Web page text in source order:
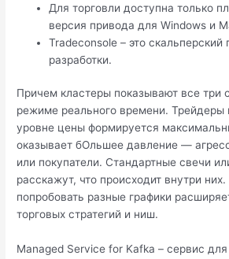
Для торговли доступна только
версия привода для Windows и
Tradeconsole – это скальперский
разработки.
Причем кластеры показывают все три
режиме реального времени. Трейдеры
уровне цены формируется
оказывает бОльшее давление —
или покупатели. Стандартные свечи
расскажут, что происходит внутри
попробовать разные графики
торговых стратегий и ниш.
Managed Service for Kafka – сервис